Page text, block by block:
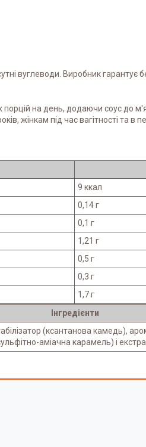
вуглеводи. Виробник гарантує
на день, додаючи соус до
жінкам під час вагітності та в
9 ккал
0,14 г
0,1 г
1,21 г
0,5 г
0,3 г
1,7 г
Інгредієнти
(ксантанова камедь),
аміачна карамель) і